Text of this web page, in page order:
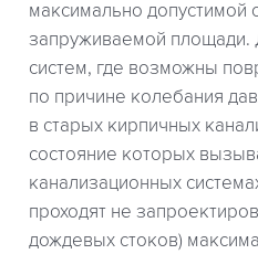
максимально допустимой
запруживаемой площади.
систем, где возможны
по причине колебания
в старых кирпичных
состояние которых
канализационных
проходят не
дождевых стоков)